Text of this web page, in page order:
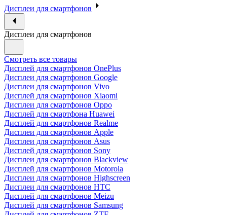
Дисплеи для смартфонов
Дисплеи для смартфонов
Смотреть все товары
Дисплей для смартфонов OnePlus
Дисплеи для смартфонов Google
Дисплеи для смартфонов Vivo
Дисплей для смартфонов Xiaomi
Дисплеи для смартфонов Oppo
Дисплей для смартфона Huawei
Дисплей для смартфонов Realme
Дисплеи для смартфонов Apple
Дисплеи для смартфонов Asus
Дисплей для смартфонов Sony
Дисплеи для смартфонов Blackview
Дисплей для смартфонов Motorola
Дисплеи для смартфонов Highscreen
Дисплеи для смартфонов HTC
Дисплей для смартфонов Meizu
Дисплей для смартфонов Samsung